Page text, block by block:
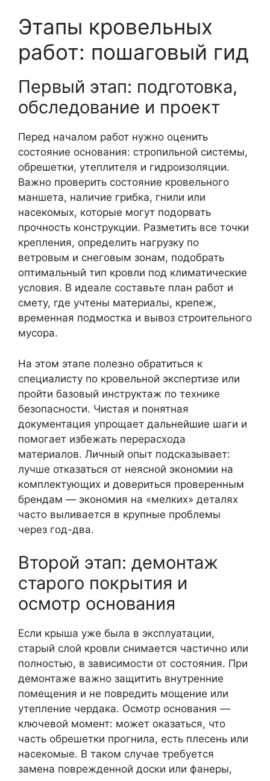
Этапы кровельных
работ: пошаговый гид
Первый этап: подготовка,
обследование и проект
Перед началом работ нужно оценить
состояние основания: стропильной системы,
обрешетки, утеплителя и гидроизоляции.
Важно проверить состояние кровельного
маншета, наличие грибка, гнили или
насекомых, которые могут подорвать
прочность конструкции. Разметить все точки
крепления, определить нагрузку по
ветровым и снеговым зонам, подобрать
оптимальный тип кровли под климатические
условия. В идеале составьте план работ и
смету, где учтены материалы, крепеж,
временная подмостка и вывоз строительного
мусора.
На этом этапе полезно обратиться к
специалисту по кровельной экспертизе или
пройти базовый инструктаж по технике
безопасности. Чистая и понятная
документация упрощает дальнейшие шаги и
помогает избежать перерасхода
материалов. Личный опыт подсказывает:
лучше отказаться от неясной экономии на
комплектующих и довериться проверенным
брендам — экономия на «мелких» деталях
часто выливается в крупные проблемы
через год-два.
Второй этап: демонтаж
старого покрытия и
осмотр основания
Если крыша уже была в эксплуатации,
старый слой кровли снимается частично или
полностью, в зависимости от состояния. При
демонтаже важно защитить внутренние
помещения и не повредить мощение или
утепление чердака. Осмотр основания —
ключевой момент: может оказаться, что
часть обрешетки прогнила, есть плесень или
насекомые. В таком случае требуется
замена поврежденной доски или фанеры,